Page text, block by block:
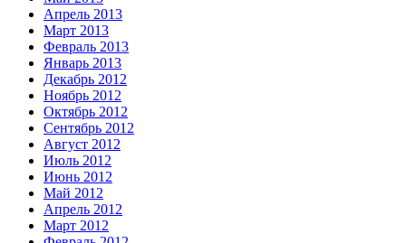
Апрель 2013
Март 2013
Февраль 2013
Январь 2013
Декабрь 2012
Ноябрь 2012
Октябрь 2012
Сентябрь 2012
Август 2012
Июль 2012
Июнь 2012
Май 2012
Апрель 2012
Март 2012